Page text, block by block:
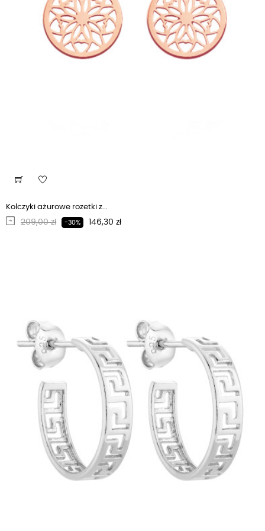
Kolczyki ażurowe rozetki z...
Regularna cena
209,00 zł -30% Cena
146,30 zł